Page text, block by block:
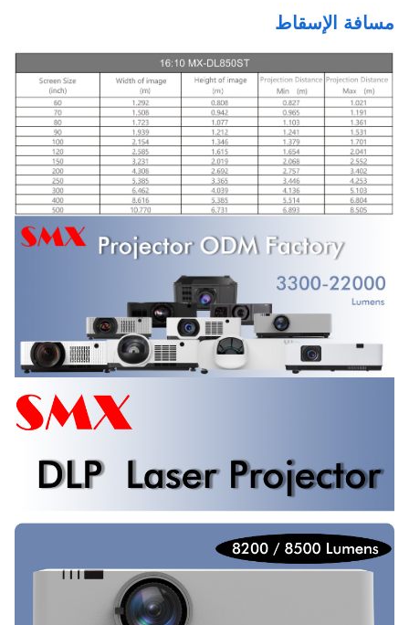
مسافة الإسقاط